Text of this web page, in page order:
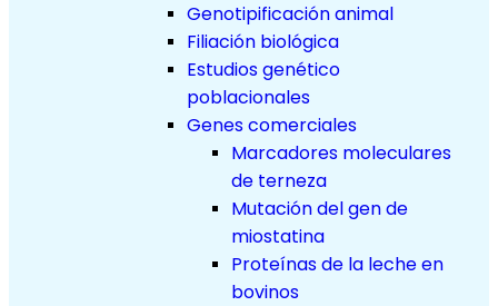
Genotipificación animal
Filiación biológica
Estudios genético
poblacionales
Genes comerciales
Marcadores moleculares
de terneza
Mutación del gen de
miostatina
Proteínas de la leche en
bovinos